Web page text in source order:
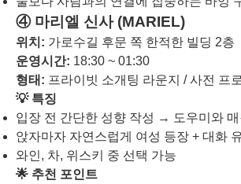
④ 마리엘 신사 (MARIEL)
위치: 가로수길 후문 쪽 한적한 빌딩 2층
운영시간: 18:30 ~ 01:30
형태: 프라이빗 소개팅 라운지 / 사전 프
💡 특징
입장 전 간단한 성향 작성 → 도우미와 매
앉자마자 자연스럽게 여성 등장 + 대화
와인, 차, 위스키 중 선택 가능
🌟 추천 포인트